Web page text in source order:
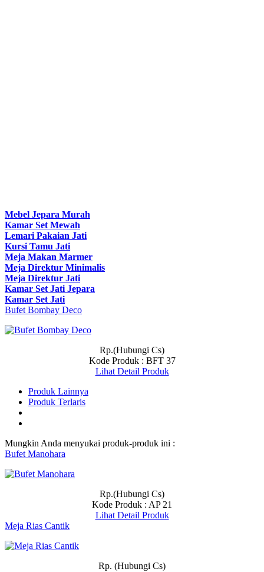
Mebel Jepara Murah
Kamar Set Mewah
Lemari Pakaian Jati
Kursi Tamu Jati
Meja Makan Marmer
Meja Direktur Minimalis
Meja Direktur Jati
Kamar Set Jati Jepara
Kamar Set Jati
Bufet Bombay Deco
Rp.(Hubungi Cs)
Kode Produk : BFT 37
Lihat Detail Produk
Produk Lainnya
Produk Terlaris
Mungkin Anda menyukai produk-produk ini :
Bufet Manohara
Rp.(Hubungi Cs)
Kode Produk : AP 21
Lihat Detail Produk
Meja Rias Cantik
Rp. (Hubungi Cs)